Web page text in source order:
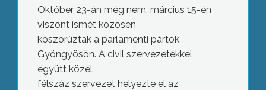
Október 23-án még nem, március 15-én
viszont ismét közösen
koszorúztak a parlamenti pártok
Gyöngyösön. A civil szervezetekkel
együtt közel
félszáz szervezet helyezte el az